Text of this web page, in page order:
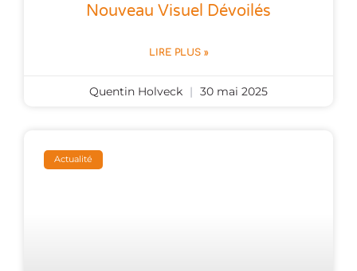
Nouveau Visuel Dévoilés
LIRE PLUS »
Quentin Holveck 30 mai 2025
Actualité